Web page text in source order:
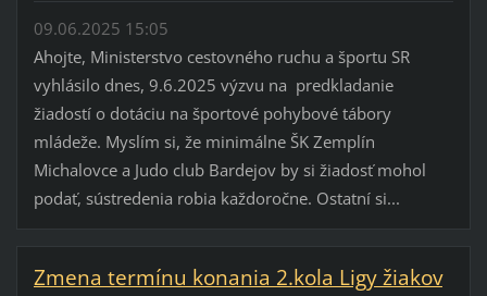
09.06.2025 15:05
Ahojte, Ministerstvo cestovného ruchu a športu SR
vyhlásilo dnes, 9.6.2025 výzvu na predkladanie
žiadostí o dotáciu na športové pohybové tábory
mládeže. Myslím si, že minimálne ŠK Zemplín
Michalovce a Judo club Bardejov by si žiadosť mohol
podať, sústredenia robia každoročne. Ostatní si...
Zmena termínu konania 2.kola Ligy žiakov